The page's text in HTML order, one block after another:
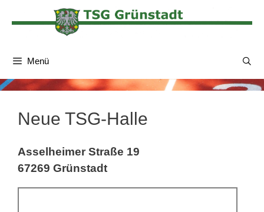
springen
Menü
Neue TSG-Halle
Asselheimer Straße 19
67269 Grünstadt